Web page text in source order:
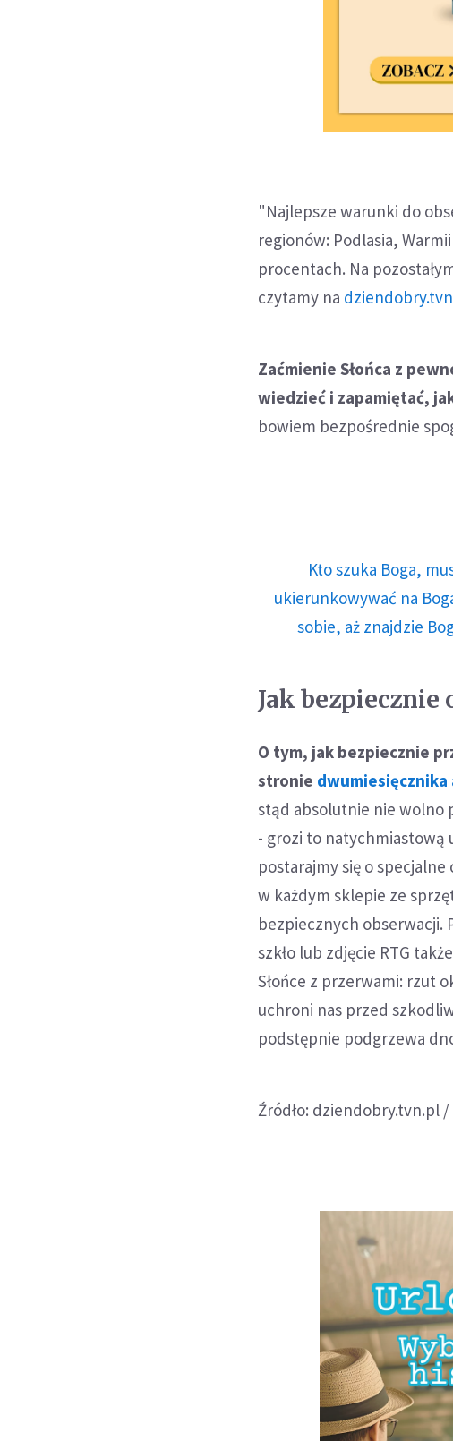
"Najlepsze warunki do
regionów: Podlasia,
procentach. Na
czytamy na
Zaćmienie Słońca z
wiedzieć i zapamiętać,
bowiem bezpośrednie
Kto szuka Boga,
ukierunkowywać na
sobie, aż znajdzie
Jak bezpiecznie
O tym, jak bezpiecznie
stronie dwumiesięcznika
stąd absolutnie nie wolno
- grozi to natychmiastową
postarajmy się o
w każdym sklepie ze
bezpiecznych obserwacji.
szkło lub zdjęcie RTG
Słońce z przerwami: rzut
uchroni nas przed
podstępnie podgrzewa
Źródło: dziendobry.tvn.pl